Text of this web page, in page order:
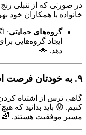
در صورتی که از تنبلی
خانواده یا همکاران خود
گروه‌های حمایتی:
ایجاد گروه‌هایی
دهد. 🌟
۹. به خودتان فرصت اشتباه دادن
گاهی ترس از اشتباه
کنیم. 😟 باید بدانید
مسیر موفقیت هستند. 🌈